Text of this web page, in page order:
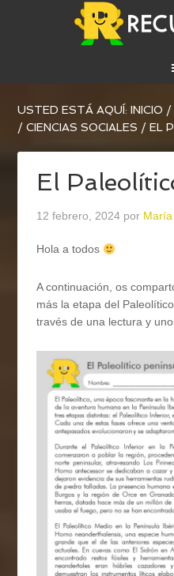
USTED ESTÁ AQUÍ:INICIO /
/ CIENCIAS SOCIALES / EL
El
12 febrero, 2024 por María
Hola a todos
A continuación, os
más la etapa del
través de una lectura y